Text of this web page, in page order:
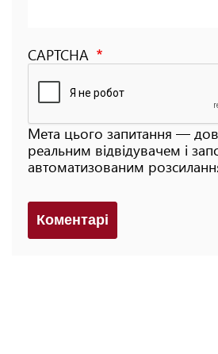
CAPTCHA
Мета цього запитання —
реальним відвідувачем і
автоматизованим
Коментарi